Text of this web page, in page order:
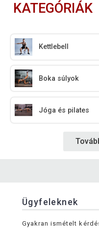
KATEGÓRIÁK
Kettlebell
Boka súlyok
Jóga és pilates
Ügyfeleknek
Gyakran ismételt